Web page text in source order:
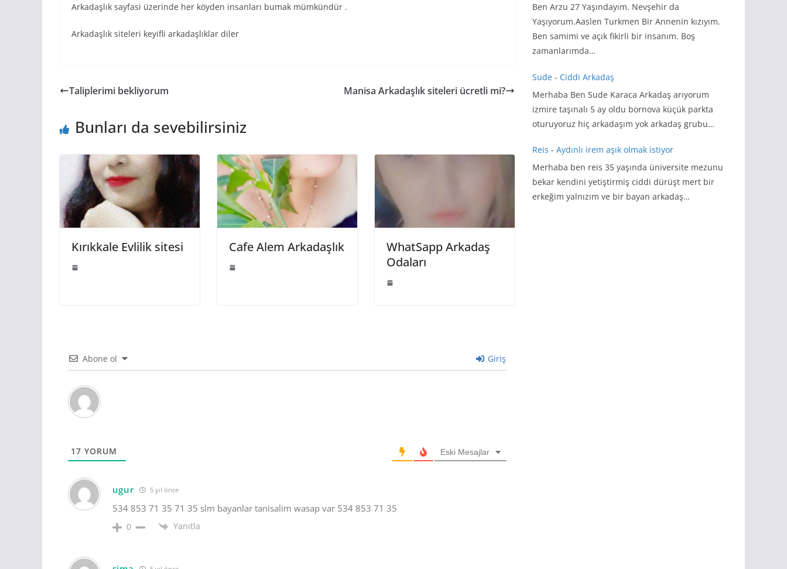
Arkadaşlık sayfasi üzerinde her köyden insanları bumak mümkündür .
Arkadaşlık siteleri keyifli arkadaşlıklar diler
Taliplerimi bekliyorum Manisa Arkadaşlık siteleri ücretli mi?
Bunları da sevebilirsiniz
Kırıkkale Evlilik sitesi Cafe Alem Arkadaşlık
WhatSapp Arkadaş
Odaları
Abone ol Giriş
17 YORUM Eski Mesajlar
ugur 5 yıl önce
534 853 71 35 71 35 slm bayanlar tanisalim wasap var 534 853 71 35
0 Yanıtla
Ben Arzu 27 Yaşındayım. Nevşehir da
Yaşıyorum.Aaslen Turkmen Bir Annenin kızıyım.
Ben samimi ve açık fikirli bir insanım. Boş
zamanlarımda…
Sude - Ciddi Arkadaş
Merhaba Ben Sude Karaca Arkadaş arıyorum
izmire taşınalı 5 ay oldu bornova küçük parkta
oturuyoruz hiç arkadaşım yok arkadaş grubu…
Reis - Aydınlı irem aşık olmak istiyor
Merhaba ben reis 35 yaşında üniversite mezunu
bekar kendini yetiştirmiş ciddi dürüşt mert bir
erkeğim yalnızım ve bir bayan arkadaş…